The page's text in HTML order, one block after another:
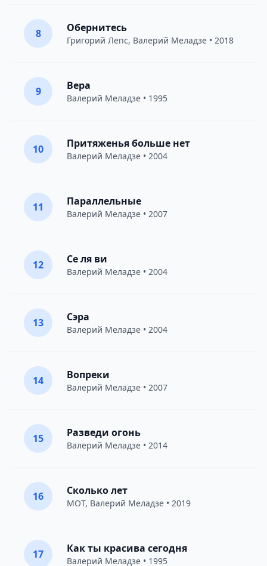
8 Обернитесь
Григорий Лепс, Валерий Меладзе • 2018
9 Вера
Валерий Меладзе • 1995
10 Притяженья больше нет
Валерий Меладзе • 2004
11 Параллельные
Валерий Меладзе • 2007
12 Се ля ви
Валерий Меладзе • 2004
13 Сэра
Валерий Меладзе • 2004
14 Вопреки
Валерий Меладзе • 2007
15 Разведи огонь
Валерий Меладзе • 2014
16 Сколько лет
MOT, Валерий Меладзе • 2019
17 Как ты красива сегодня
Валерий Меладзе • 1995